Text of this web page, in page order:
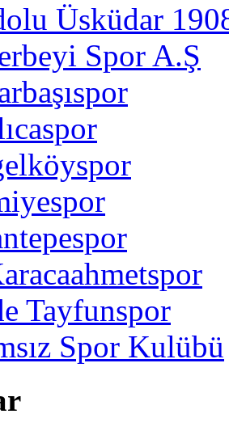
Üsküdar
Spor A.Ş
Tayfunspor
Spor Kulübü